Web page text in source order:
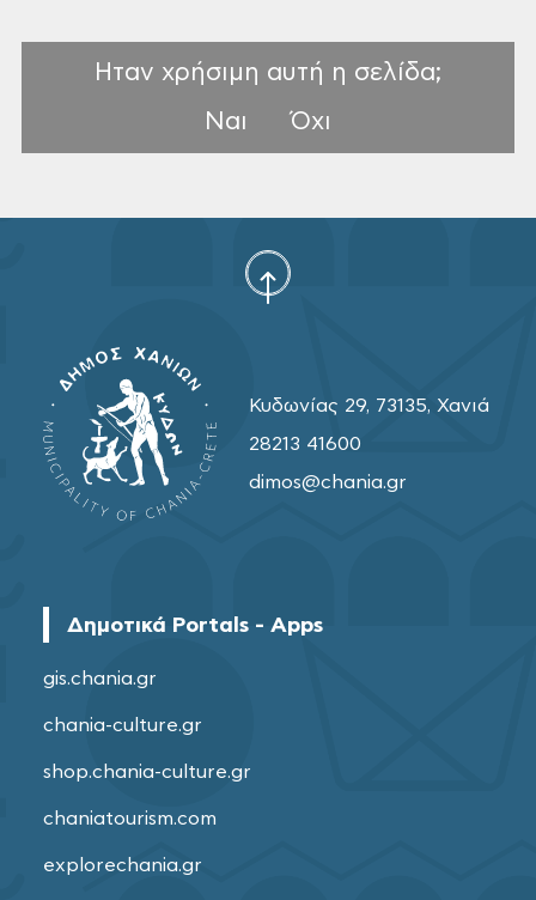
Ηταν χρήσιμη αυτή η σελίδα;
Ναι
Όχι
Κυδωνίας 29, 73135, Χανιά
28213 41600
dimos@chania.gr
Δημοτικά Portals - Apps
gis.chania.gr
chania-culture.gr
shop.chania-culture.gr
chaniatourism.com
explorechania.gr